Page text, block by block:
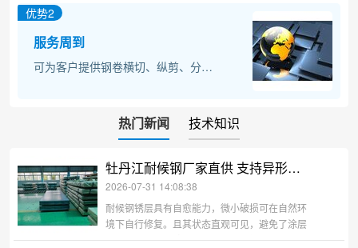
优势2
服务周到
可为客户提供钢卷横切、纵剪、分卷、剪切小料、拆零打捆、精密造型加工、出口打包等特色配套服务。
热门新闻 技术知识
牡丹江耐候钢厂家直供 支持异形加工
2026-07-31 14:08:38
耐候钢锈层具有自愈能力，微小破损可在自然环
境下自行修复。且其状态直观可见，避免了涂层
下隐蔽腐蚀的风险。最终形成的红褐色、巧克力